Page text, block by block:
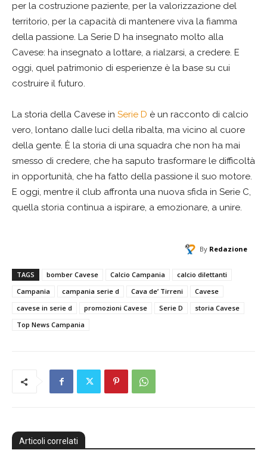
per la costruzione paziente, per la valorizzazione del
territorio, per la capacità di mantenere viva la fiamma
della passione. La Serie D ha insegnato molto alla
Cavese: ha insegnato a lottare, a rialzarsi, a credere. E
oggi, quel patrimonio di esperienze è la base su cui
costruire il futuro.
La storia della Cavese in Serie D è un racconto di calcio
vero, lontano dalle luci della ribalta, ma vicino al cuore
della gente. È la storia di una squadra che non ha mai
smesso di credere, che ha saputo trasformare le difficoltà
in opportunità, che ha fatto della passione il suo motore.
E oggi, mentre il club affronta una nuova sfida in Serie C,
quella storia continua a ispirare, a emozionare, a unire.
By Redazione
TAGS bomber Cavese Calcio Campania
calcio dilettanti
Campania
campania serie d Cava de’ Tirreni
Cavese
cavese in serie d
promozioni Cavese Serie D
storia Cavese
Top News Campania
Articoli correlati